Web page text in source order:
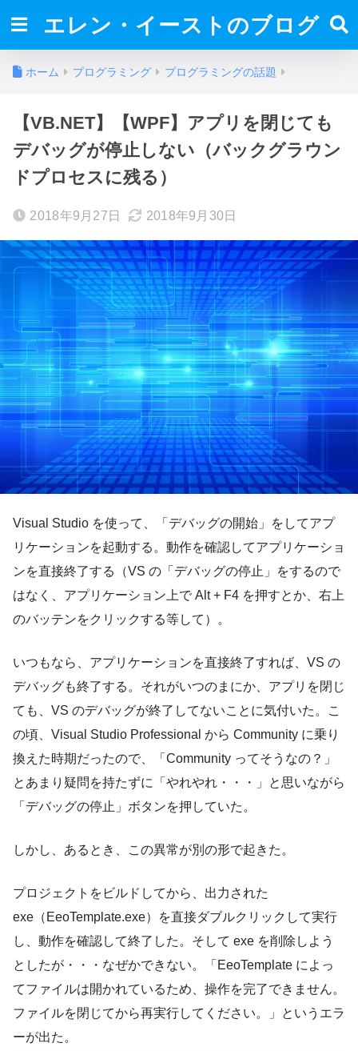
エレン・イーストのブログ
ホーム プログラミング プログラミングの話題
【VB.NET】【WPF】アプリを閉じても
デバッグが停止しない（バックグラウン
ドプロセスに残る）
2018年9月27日 2018年9月30日
Visual Studio を使って、「デバッグの開始」をしてアプ
リケーションを起動する。動作を確認してアプリケーショ
ンを直接終了する（VS の「デバッグの停止」をするので
はなく、アプリケーション上で Alt + F4 を押すとか、右上
のバッテンをクリックする等して）。
いつもなら、アプリケーションを直接終了すれば、VS の
デバッグも終了する。それがいつのまにか、アプリを閉じ
ても、VS のデバッグが終了してないことに気付いた。こ
の頃、Visual Studio Professional から Community に乗り
換えた時期だったので、「Community ってそうなの？」
とあまり疑問を持たずに「やれやれ・・・」と思いながら
「デバッグの停止」ボタンを押していた。
しかし、あるとき、この異常が別の形で起きた。
プロジェクトをビルドしてから、出力された
exe（EeoTemplate.exe）を直接ダブルクリックして実行
し、動作を確認して終了した。そして exe を削除しよう
としたが・・・なぜかできない。「EeoTemplate によっ
てファイルは開かれているため、操作を完了できません。
ファイルを閉じてから再実行してください。」というエラ
ーが出た。